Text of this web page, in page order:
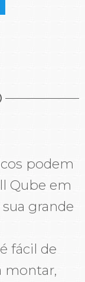
podem
Qube em
grande
fácil de
montar,